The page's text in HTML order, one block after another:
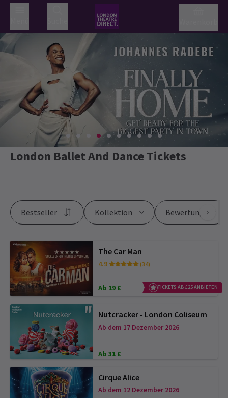
London Ballet And Dance Tickets
Kollektion Bewertung
Bestseller
The Car Man
4.9 (34)
Ab 19 £ TICKETS AB £25 ANBIETEN
Nutcracker - London Coliseum
Ab dem 17 Dezember 2026
Ab 31 £
Cirque Alice
Ab dem 12 Dezember 2026